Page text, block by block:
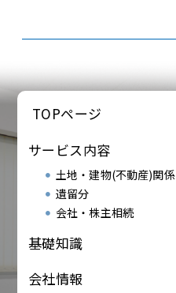
TOPページ
サービス内容
土地・建物(不動産)関係
遺留分
会社・株主相続
基礎知識
会社情報